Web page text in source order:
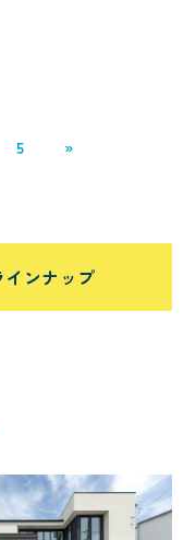
5 »
ンナップ
やすい